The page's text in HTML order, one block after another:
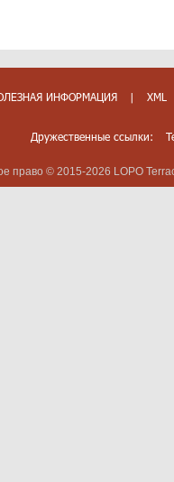
ИНФОРМАЦИЯ | XML
Дружественные ссылки:
право © 2015-2026 LOPO